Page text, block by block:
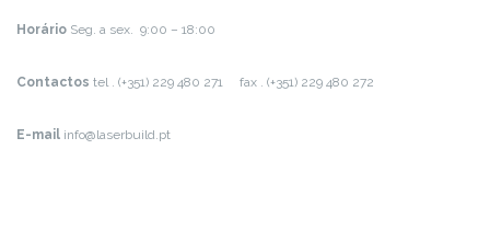
Horário Seg. a sex. 9:00 – 18:00
Contactos tel . (+351) 229 480 271 fax . (+351) 229 480 272
E-mail info@laserbuild.pt